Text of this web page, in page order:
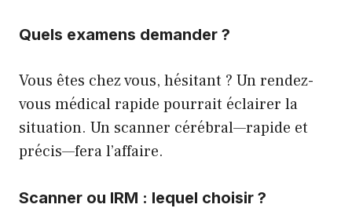
Quels examens demander ?
Vous êtes chez vous, hésitant ? Un rendez-
vous médical rapide pourrait éclairer la
situation. Un scanner cérébral—rapide et
précis—fera l’affaire.
Scanner ou IRM : lequel choisir ?